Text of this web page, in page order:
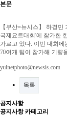
본문
【부산=뉴시스】 하경
국제요트대회'에 참가한
가르고 있다. 이번 대회에
70여개 팀이 참가해 기량
yulnetphoto@newsis.com
목록
공지사항
공지사항 카테고리